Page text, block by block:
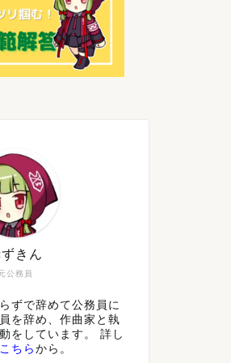
公務員
きん
ずで辞めて公務員に
を辞め、作曲家と執
をしています。 詳し
こちら から。